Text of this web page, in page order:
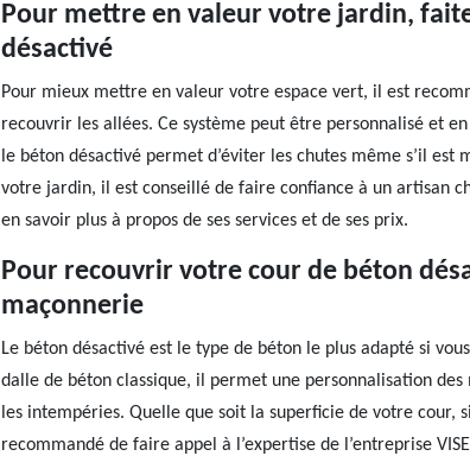
Pour mettre en valeur votre jardin,
désactivé
Pour mieux mettre en valeur votre espace vert, il est
recouvrir les allées. Ce système peut être personnalisé et
le béton désactivé permet d’éviter les chutes même s’il
votre jardin, il est conseillé de faire confiance à un artisan
en savoir plus à propos de ses services et de ses prix.
Pour recouvrir votre cour de béton
maçonnerie
Le béton désactivé est le type de béton le plus adapté si
dalle de béton classique, il permet une personnalisation
les intempéries. Quelle que soit la superficie de votre cour,
recommandé de faire appel à l’expertise de l’entreprise